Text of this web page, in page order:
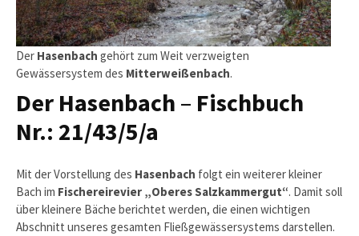
Der Hasenbach gehört zum Weit verzweigten
Gewässersystem des Mitterweißenbach.
Der Hasenbach – Fischbuch
Nr.: 21/43/5/a
Mit der Vorstellung des Hasenbach folgt ein weiterer kleiner
Bach im Fischereirevier „Oberes Salzkammergut“. Damit soll
über kleinere Bäche berichtet werden, die einen wichtigen
Abschnitt unseres gesamten Fließgewässersystems darstellen.